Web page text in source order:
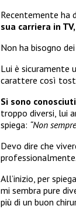
Recentemente ha
sua carriera in
Non ha bisogno
Lui è sicuramente
carattere così
Si sono
troppo diversi, lui
spiega: “Non
Devo dire che
All’inizio, per
mi sembra pure
più di un buon